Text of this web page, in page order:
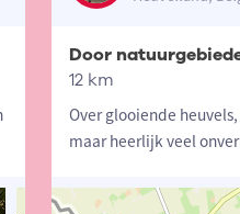
Door
12 km
Over glooiende
maar heerlijk veel